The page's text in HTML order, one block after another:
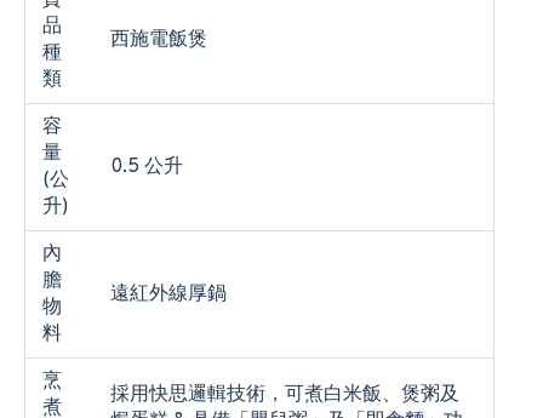
品
種
類
西施電飯煲
容
量
(公
升)
0.5 公升
內
膽
物
料
遠紅外線厚鍋
烹
煮
採用快思邏輯技術，可煮白米飯、煲粥及